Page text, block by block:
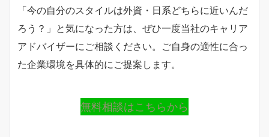
「今の自分のスタイルは外資・日系どちらに近いんだ
ろう？」と気になった方は、ぜひ一度当社のキャリア
アドバイザーにご相談ください。ご自身の適性に合っ
た企業環境を具体的にご提案します。
無料相談はこちらから